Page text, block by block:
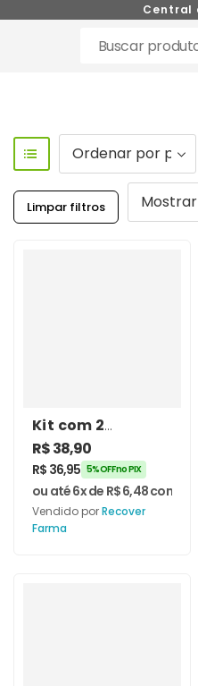
Central
Limpar filtros
Kit com 2
Unidades de
Maca Peruana
500mg 60
Cápsulas –
Recover Farma
R$38,90
R$ 36,95 5% OFF no PIX
ou até 6x de R$6,48com
Vendido porRecover
Farma